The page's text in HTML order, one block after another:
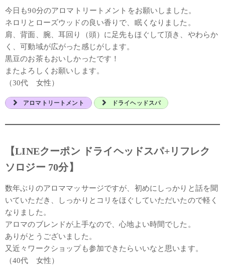
今日も90分のアロマトリートメントをお願いしました。
ネロリとローズウッドの良い香りで、眠くなりました。
肩、背面、腕、耳回り（頭）に足先もほぐして頂き、やわらか
く、可動域が広がった感じがします。
黒豆のお茶もおいしかったです！
またよろしくお願いします。
（30代 女性）
アロマトリートメント ドライヘッドスパ
【LINEクーポン ドライヘッドスパ+リフレク
ソロジー 70分】
数年ぶりのアロママッサージですが、初めにしっかりと話を聞
いていただき、しっかりとコリをほぐしていただいたので軽く
なりました。
アロマのブレンドが上手なので、心地よい時間でした。
ありがとうございました。
又近々ワークショップも参加できたらいいなと思います。
（40代 女性）